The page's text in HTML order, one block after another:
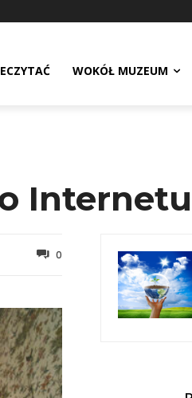
WOKÓŁ MUZEUM
Internetu
0